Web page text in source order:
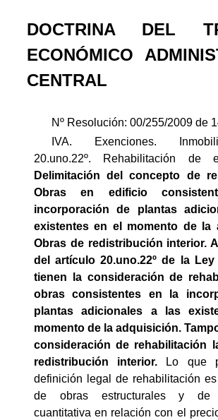
DOCTRINA DEL
ECONÓMICO
CENTRAL
Nº Resolución: 00/255/2009 de
IVA. Exenciones.
20.uno.22º. Rehabilitación de
Delimitación del concepto de
Obras en edificio
incorporación de plantas
existentes en el momento de la
Obras de redistribución interior.
del artículo 20.uno.22º de la Ley
tienen la consideración de
obras consistentes en la
plantas adicionales a las
momento de la adquisición.
consideración de rehabilitación
redistribución interior. Lo que
definición legal de rehabilitación
de obras estructurales y de
cuantitativa en relación con el